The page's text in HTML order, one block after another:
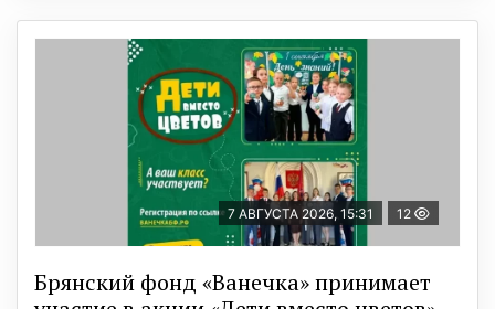
7 АВГУСТА 2026, 15:31 12
Брянский фонд «Ванечка» принимает